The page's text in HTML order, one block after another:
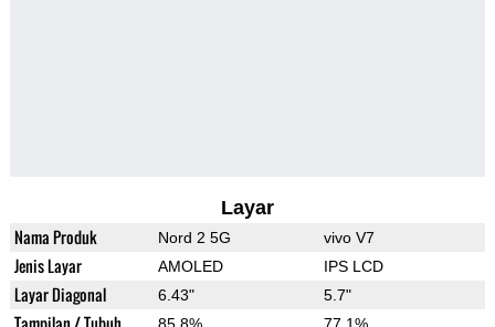
Layar
Nama Produk Nord 2 5G vivo V7
Jenis Layar AMOLED IPS LCD
Layar Diagonal 6.43" 5.7"